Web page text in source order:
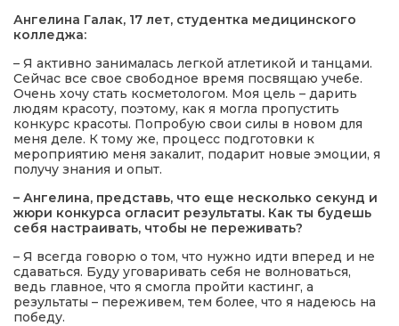
Ангелина Галак, 17 лет, студентка медицинского
колледжа:
– Я активно занималась легкой атлетикой и танцами.
Сейчас все свое свободное время посвящаю учебе.
Очень хочу стать косметологом. Моя цель – дарить
людям красоту, поэтому, как я могла пропустить
конкурс красоты. Попробую свои силы в новом для
меня деле. К тому же, процесс подготовки к
мероприятию меня закалит, подарит новые эмоции, я
получу знания и опыт.
– Ангелина, представь, что еще несколько секунд и
жюри конкурса огласит результаты. Как ты будешь
себя настраивать, чтобы не переживать?
– Я всегда говорю о том, что нужно идти вперед и не
сдаваться. Буду уговаривать себя не волноваться,
ведь главное, что я смогла пройти кастинг, а
результаты – переживем, тем более, что я надеюсь на
победу.